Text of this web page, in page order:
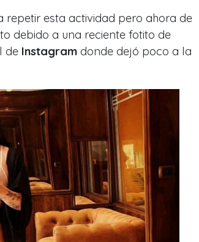
repetir esta actividad pero ahora de
debido a una reciente fotito de
de Instagram donde dejó poco a la